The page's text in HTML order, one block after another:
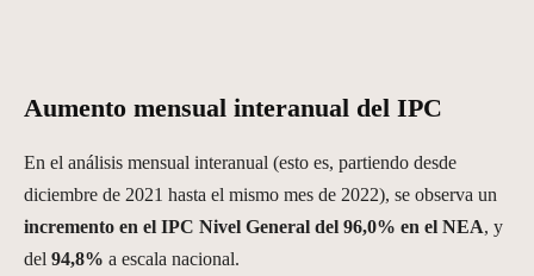
Aumento mensual interanual del IPC
En el análisis mensual interanual (esto es, partiendo desde
diciembre de 2021 hasta el mismo mes de 2022), se observa un
incremento en el IPC Nivel General del 96,0% en el NEA, y
del 94,8% a escala nacional.